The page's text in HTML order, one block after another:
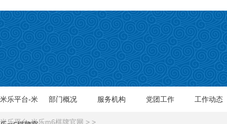
米乐平台-米 部门概况 服务机构 党团工作 工作动态
米乐平台-米乐m6棋牌官网 > >